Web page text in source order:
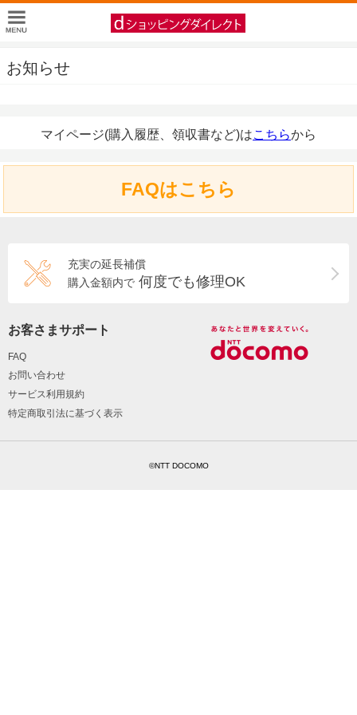
お知らせ
マイページ(購入履歴、領収書など)はこちらから
FAQはこちら
充実の延長補償
購入金額内で 何度でも修理OK
お客さまサポート
FAQ
お問い合わせ
サービス利用規約
特定商取引法に基づく表示
©NTT DOCOMO